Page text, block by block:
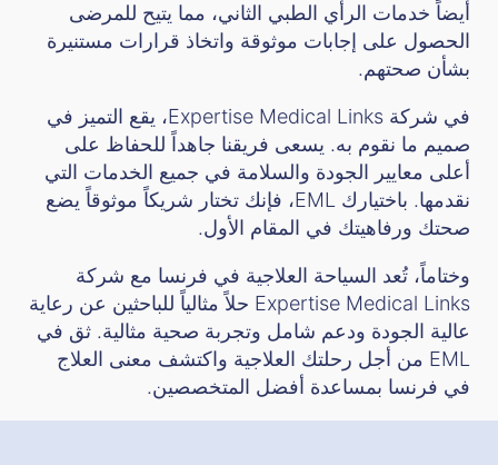
أيضاً خدمات الرأي الطبي الثاني، مما يتيح للمرضى
الحصول على إجابات موثوقة واتخاذ قرارات مستنيرة
بشأن صحتهم.
في شركة Expertise Medical Links، يقع التميز في
صميم ما نقوم به. يسعى فريقنا جاهداً للحفاظ على
أعلى معايير الجودة والسلامة في جميع الخدمات التي
نقدمها. باختيارك EML، فإنك تختار شريكاً موثوقاً يضع
صحتك ورفاهيتك في المقام الأول.
وختاماً، تُعد السياحة العلاجية في فرنسا مع شركة
Expertise Medical Links حلاً مثالياً للباحثين عن رعاية
عالية الجودة ودعم شامل وتجربة صحية مثالية. ثق في
EML من أجل رحلتك العلاجية واكتشف معنى العلاج
في فرنسا بمساعدة أفضل المتخصصين.